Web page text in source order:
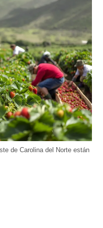
de Carolina del Norte están